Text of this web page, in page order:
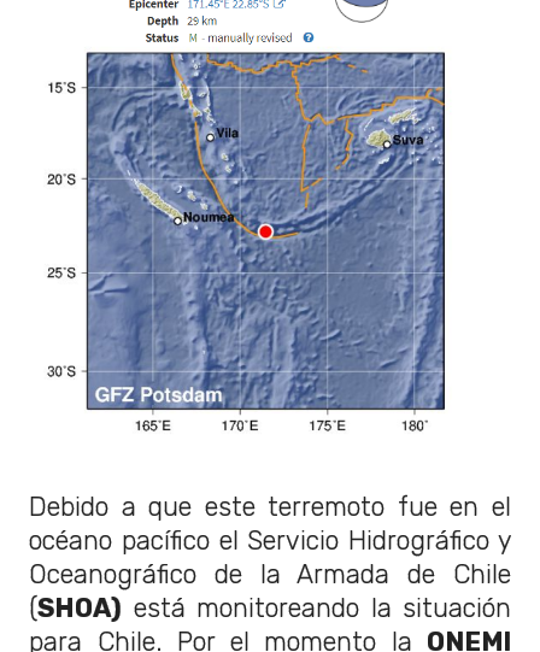
Debido a que este terremoto fue en el
océano pacífico el Servicio Hidrográfico y
Oceanográfico de la Armada de Chile
(SHOA) está monitoreando la situación
para Chile. Por el momento la ONEMI